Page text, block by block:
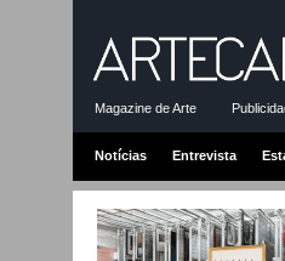
Magazine de Arte
Notícias Entrevista